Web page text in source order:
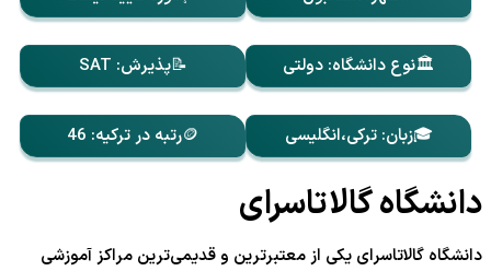
🏛️نوع دانشگاه: دولتی 📝پذیرش: SAT
🎓زبان: ترکی،انگلیسی 🪙رتبه در ترکیه: 46
دانشگاه گالاتاسرای
دانشگاه گالاتاسرای یکی از معتبرترین و قدیمی‌ترین مراکز آموزشی